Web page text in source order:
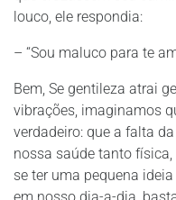
louco, ele respondia:
– “Sou maluco para te
Bem, Se gentileza atrai
vibrações, imaginamos
verdadeiro: que a falta
nossa saúde tanto
se ter uma pequena